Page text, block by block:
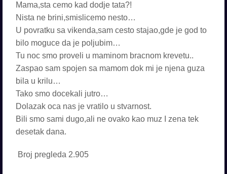
Mama,sta cemo kad dodje tata?!
Nista ne brini,smislicemo nesto…
U povratku sa vikenda,sam cesto stajao,gde je god to
bilo moguce da je poljubim…
Tu noc smo proveli u maminom bracnom krevetu..
Zaspao sam spojen sa mamom dok mi je njena guza
bila u krilu…
Tako smo docekali jutro…
Dolazak oca nas je vratilo u stvarnost.
Bili smo sami dugo,ali ne ovako kao muz I zena tek
desetak dana.
Broj pregleda 2.905